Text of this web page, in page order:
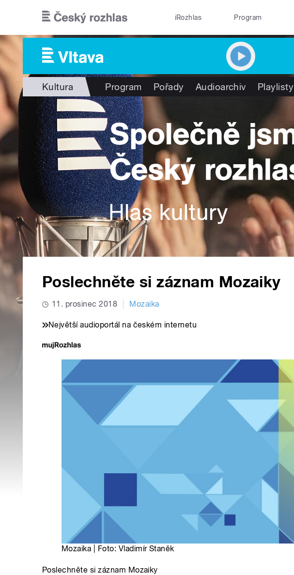
iRozhlas Program
Kultura Program Pořady Audioarchiv Playlisty
Poslechněte si záznam Mozaiky
11. prosinec 2018 Mozaika
Největší audioportál na českém internetu
Mozaika | Foto: Vladimír Staněk
Poslechněte si záznam Mozaiky